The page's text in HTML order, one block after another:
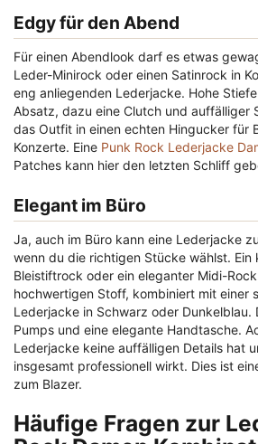
Edgy für den Abend
Für einen Abendlook darf es etwas
Leder-Minirock oder einen Satinrock in
eng anliegenden Lederjacke. Hohe
Absatz, dazu eine Clutch und auffälliger
das Outfit in einen echten Hingucker für
Konzerte. Eine Punk Rock Lederjacke
Patches kann hier den letzten Schliff
Elegant im Büro
Ja, auch im Büro kann eine Lederjacke
wenn du die richtigen Stücke wählst. Ein
Bleistiftrock oder ein eleganter Midi-
hochwertigen Stoff, kombiniert mit einer
Lederjacke in Schwarz oder Dunkelblau.
Pumps und eine elegante Handtasche.
Lederjacke keine auffälligen Details hat
insgesamt professionell wirkt. Dies ist
zum Blazer.
Häufige Fragen zur